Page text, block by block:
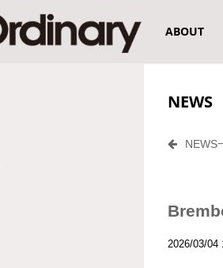
ABOUT
NEWS
NEWS
2026/03/04